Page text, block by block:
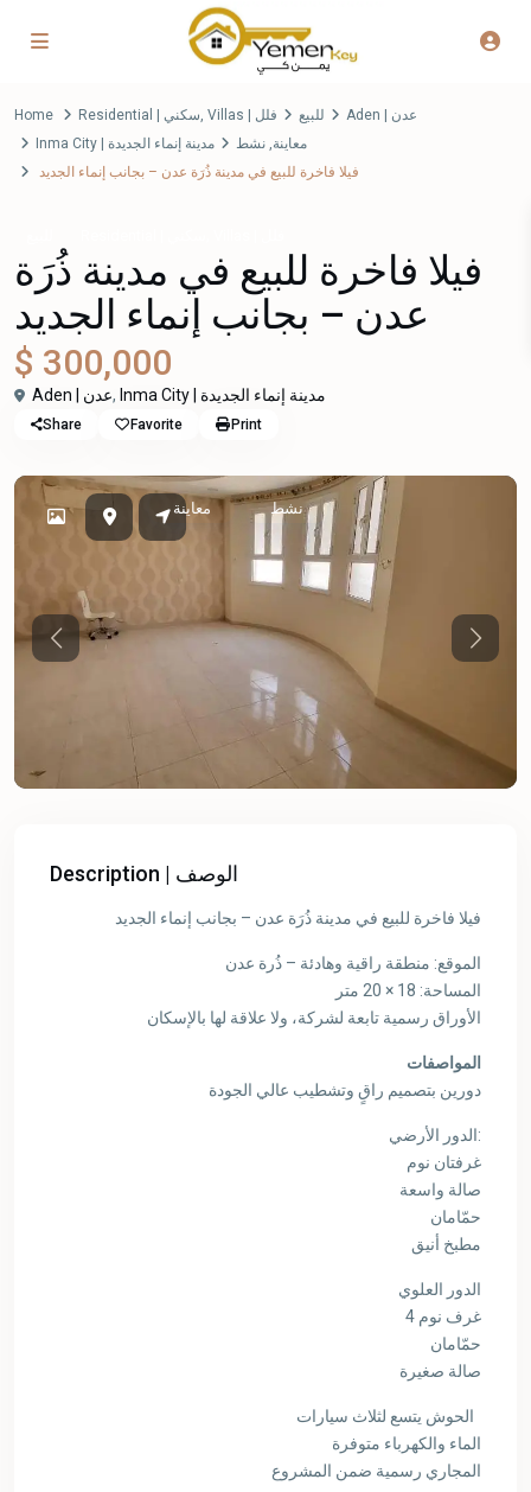
Home Residential | سكني, Villas | فلل للبيع
Aden | عدن
Inma City | مدينة إنماء الجديدة
معاينة, نشط
فيلا فاخرة للبيع في مدينة ذُرَة عدن – بجانب إنماء الجديد
فيلا فاخرة للبيع في مدينة ذُرَة
عدن – بجانب إنماء الجديد
$ 300,000
Aden | عدن, Inma City | مدينة إنماء الجديدة
Share Favorite Print
معاينة نشط
Previous
Description | الوصف
فيلا فاخرة للبيع في مدينة ذُرَة عدن – بجانب إنماء الجديد
الموقع: منطقة راقية وهادئة – ذُرة عدن
المساحة: 18 × 20 متر
الأوراق رسمية تابعة لشركة، ولا علاقة لها بالإسكان
المواصفات
دورين بتصميم راقٍ وتشطيب عالي الجودة
الدور الأرضي:
غرفتان نوم
صالة واسعة
حمّامان
مطبخ أنيق
الدور العلوي
4 غرف نوم
حمّامان
صالة صغيرة
الماء والكهرباء متوفرة
المجاري رسمية ضمن المشروع